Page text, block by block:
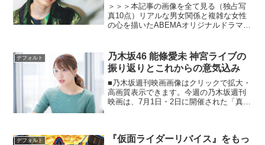
い」
＞＞＞本記事の画像を全て見る（独占写
真10点）リアルな男女関係と複雑な女性
の心を描いたABEMAオリジナルドラマシ
より配信スタート。「女だって、本能の
まま求めたい夜...
デフォルト
乃木坂46 能條愛未 神宮ライブの
振り返りとこれからの意気込み
■乃木坂週刊映画画像はクリックで拡大・
高画質表示できます。今週の乃木坂週刊
映画は、7月1日・2日に開催された「真夏
ました。前回ま...
デフォルト
『仮面ライダーリバイス』をもっ